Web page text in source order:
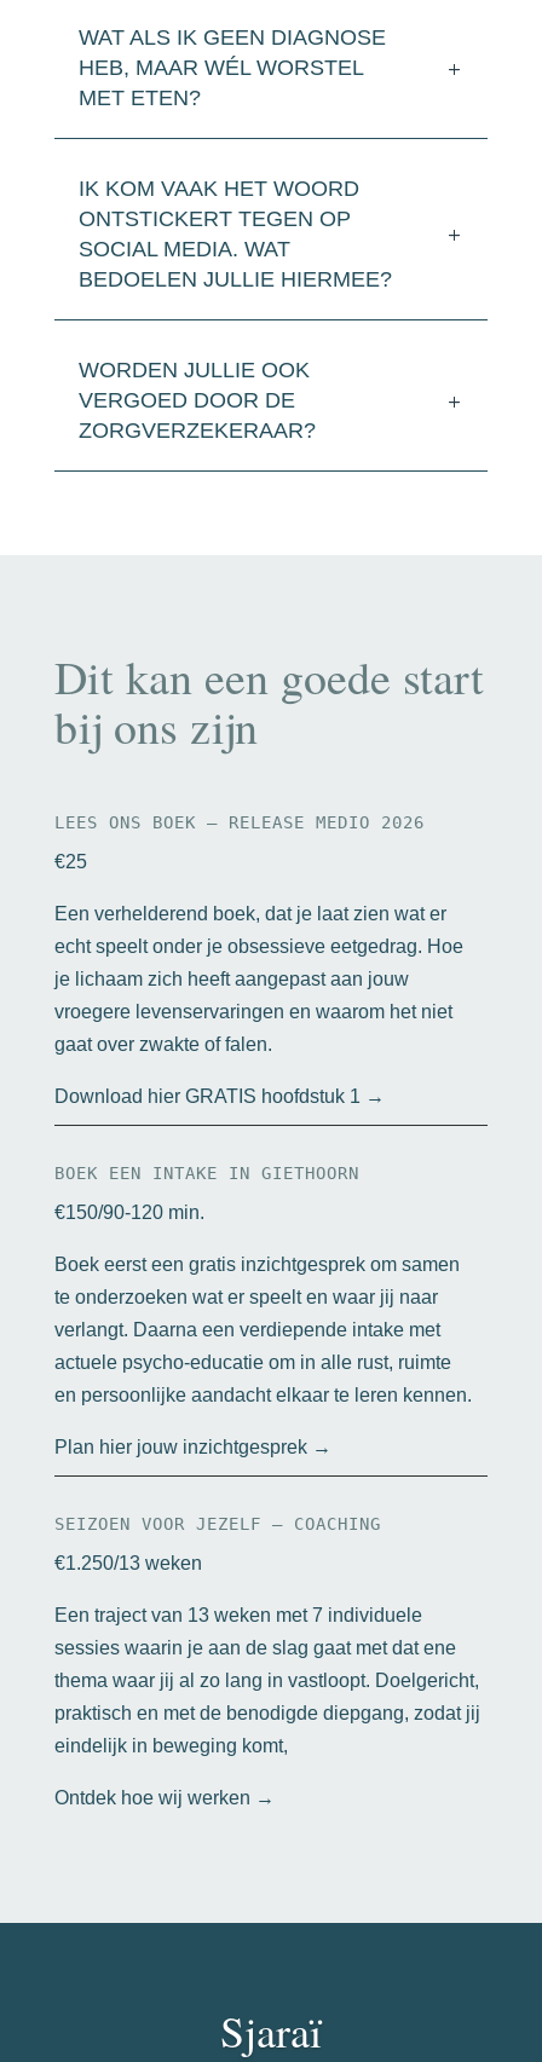
WAT ALS IK GEEN DIAGNOSE
HEB, MAAR WÉL WORSTEL
MET ETEN?
IK KOM VAAK HET WOORD
ONTSTICKERT TEGEN OP
SOCIAL MEDIA. WAT
BEDOELEN JULLIE HIERMEE?
WORDEN JULLIE OOK
VERGOED DOOR DE
ZORGVERZEKERAAR?
Dit kan een goede start
bij ons zijn
LEES ONS BOEK – RELEASE MEDIO 2026
€25
Een verhelderend boek, dat je laat zien wat er
echt speelt onder je obsessieve eetgedrag. Hoe
je lichaam zich heeft aangepast aan jouw
vroegere levenservaringen en waarom het niet
gaat over zwakte of falen.
Download hier GRATIS hoofdstuk 1 →
BOEK EEN INTAKE IN GIETHOORN
€150/90-120 min.
Boek eerst een gratis inzichtgesprek om samen
te onderzoeken wat er speelt en waar jij naar
verlangt. Daarna een verdiepende intake met
actuele psycho-educatie om in alle rust, ruimte
en persoonlijke aandacht elkaar te leren kennen.
Plan hier jouw inzichtgesprek →
SEIZOEN VOOR JEZELF – COACHING
€1.250/13 weken
Een traject van 13 weken met 7 individuele
sessies waarin je aan de slag gaat met dat ene
thema waar jij al zo lang in vastloopt. Doelgericht,
praktisch en met de benodigde diepgang, zodat jij
eindelijk in beweging komt,
Ontdek hoe wij werken →
Sjaraï